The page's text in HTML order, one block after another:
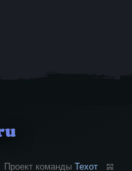
Проект команды Техот 𝌴